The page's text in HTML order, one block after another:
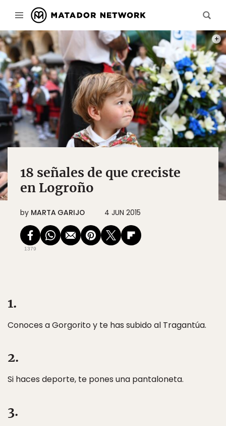
18 señales de que creciste
en Logroño
by MARTA GARIJO 4 JUN 2015
1379
1.
Conoces a Gorgorito y te has subido al Tragantúa.
2.
Si haces deporte, te pones una pantaloneta.
3.